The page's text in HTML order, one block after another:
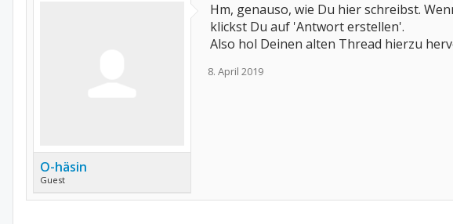
O-häsin
Guest
Hm, genauso, wie Du hier schreibst.
klickst Du auf 'Antwort erstellen'.
Also hol Deinen alten Thread hierzu
8. April 2019